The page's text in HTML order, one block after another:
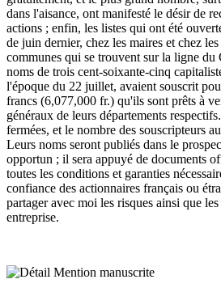
dans l'aisance, ont manifesté le désir de
actions ; enfin, les listes qui ont été
de juin dernier, chez les maires et chez
communes qui se trouvent sur la ligne du
noms de trois cent-soixante-cinq
l'époque du 22 juillet, avaient souscrit
francs (6,077,000 fr.) qu'ils sont prêts à
généraux de leurs départements
fermées, et le nombre des souscripteurs
Leurs noms seront publiés dans le
opportun ; il sera appuyé de documents
toutes les conditions et garanties
confiance des actionnaires français ou
partager avec moi les risques ainsi que
entreprise.